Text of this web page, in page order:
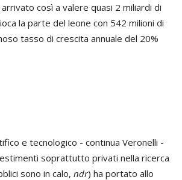
così a valere quasi 2 miliardi di
la parte del leone con 542 milioni di
tasso di crescita annuale del 20%
e tecnologico - continua Veronelli -
soprattutto privati nella ricerca
sono in calo, ndr) ha portato allo